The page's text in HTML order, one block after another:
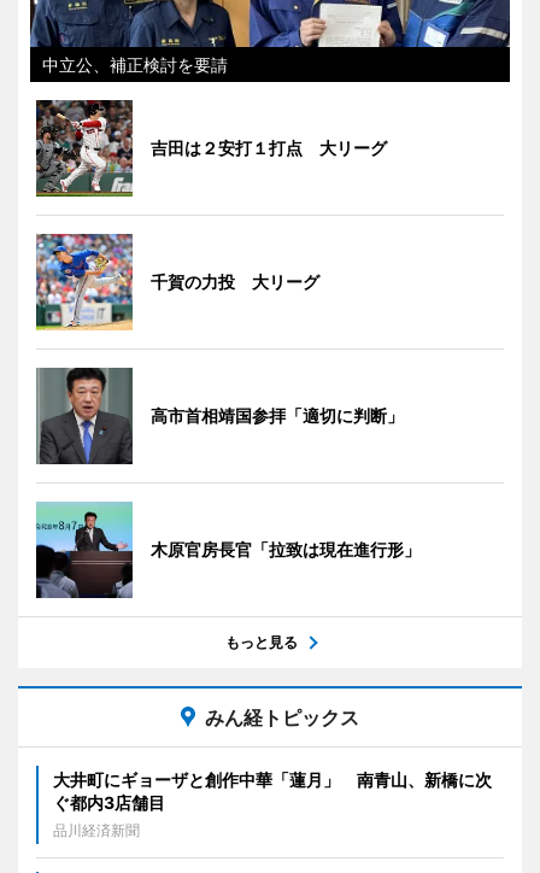
中立公、補正検討を要請
吉田は２安打１打点 大リーグ
千賀の力投 大リーグ
高市首相靖国参拝「適切に判断」
木原官房長官「拉致は現在進行形」
もっと見る
みん経トピックス
大井町にギョーザと創作中華「蓮月」 南青山、新橋に次
ぐ都内3店舗目
品川経済新聞